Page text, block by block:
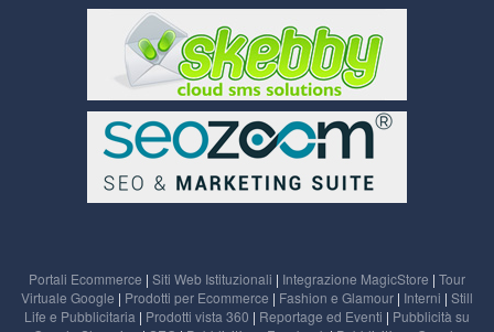
Portali Ecommerce | Siti Web Istituzionali | Integrazione MagicStore | Tour
Virtuale Google | Prodotti per Ecommerce | Fashion e Glamour | Interni | Still
Life e Pubblicitaria | Prodotti vista 360 | Reportage ed Eventi | Pubblicità su